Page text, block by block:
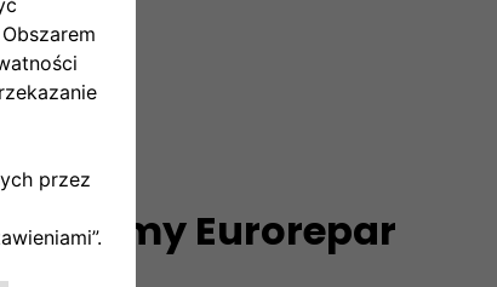
z gamy Eurorepar